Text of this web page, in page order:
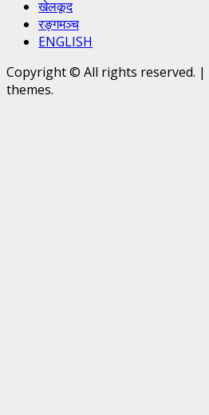
खेलकूद
रङ्गमञ्च
ENGLISH
Copyright © All rights reserved. |
themes.